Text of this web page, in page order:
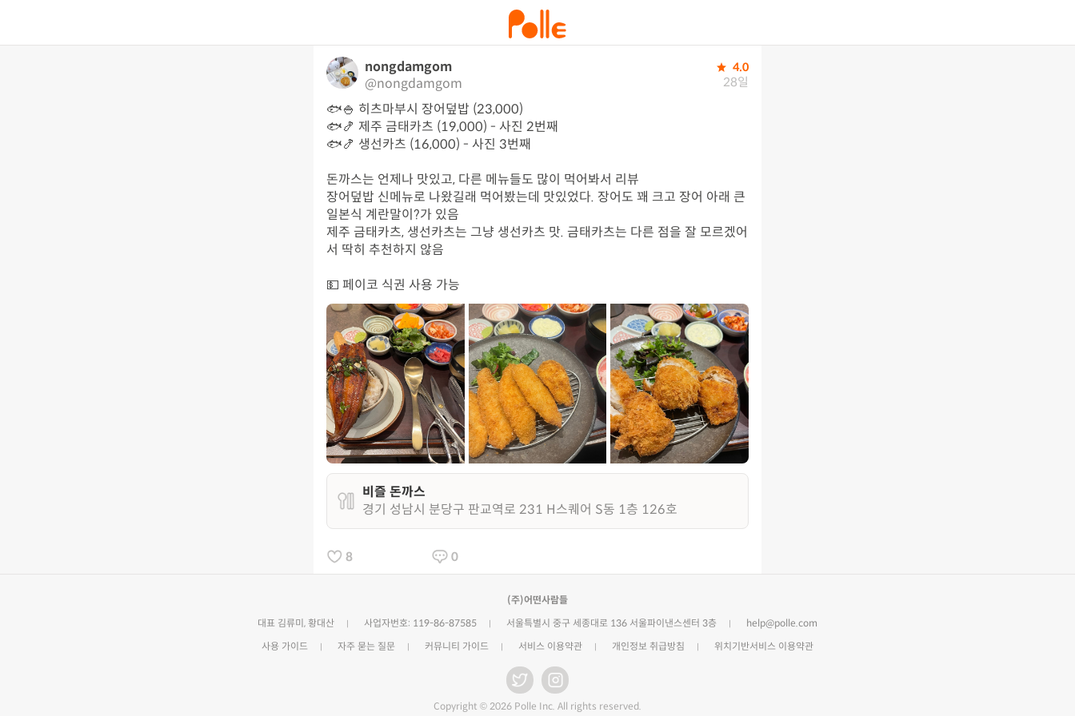
nongdamgom
@nongdamgom
4.0
28일
🐟🍚 히츠마부시 장어덮밥 (23,000)
🐟🍤 제주 금태카츠 (19,000) - 사진 2번째
🐟🍤 생선카츠 (16,000) - 사진 3번째
돈까스는 언제나 맛있고, 다른 메뉴들도 많이 먹어봐서 리뷰
장어덮밥 신메뉴로 나왔길래 먹어봤는데 맛있었다. 장어도 꽤 크고 장어 아래 큰
일본식 계란말이?가 있음
제주 금태카츠, 생선카츠는 그냥 생선카츠 맛. 금태카츠는 다른 점을 잘 모르겠어
서 딱히 추천하지 않음
💵 페이코 식권 사용 가능
비즐 돈까스
경기 성남시 분당구 판교역로 231 H스퀘어 S동 1층 126호
8 0
(주)어떤사람들
대표 김류미, 황대산
사업자번호: 119-86-87585 서울특별시 중구 세종대로 136 서울파이낸스센터 3층
help@polle.com
사용 가이드
자주 묻는 질문 커뮤니티 가이드 서비스 이용약관 개인정보 취급방침 위치기반서비스 이용약관
Copyright © 2026 Polle Inc. All rights reserved.